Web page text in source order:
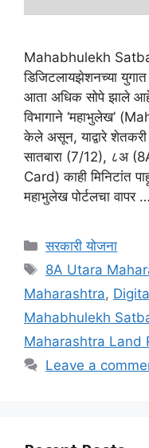
Mahabhulekh
डिजिटलायझेशनच्या
आता अधिक सोपे झाले
विभागाने ‘महाभुलेख’
केले असून, याद्वारे
सातबारा (7/12), ८अ
Card) काही मिनिटांत
महाभुलेख पोर्टलचा वापर …
Categories
सरकारी योजना
Tags
8A Utara
Maharashtra,
Mahabhulekh
Maharashtra Land
Leave a